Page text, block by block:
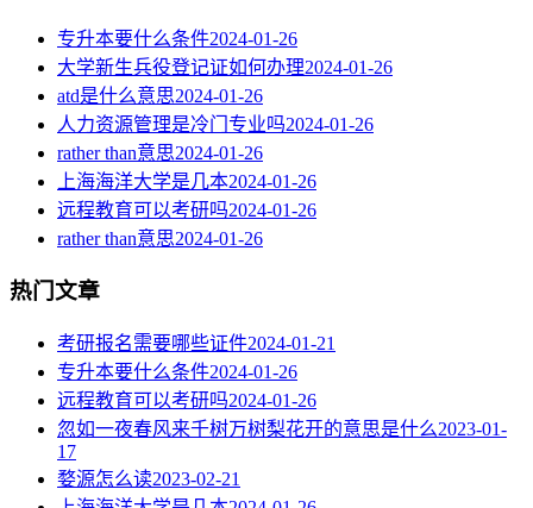
专升本要什么条件2024-01-26
大学新生兵役登记证如何办理2024-01-26
atd是什么意思2024-01-26
人力资源管理是冷门专业吗2024-01-26
rather than意思2024-01-26
上海海洋大学是几本2024-01-26
远程教育可以考研吗2024-01-26
rather than意思2024-01-26
热门文章
考研报名需要哪些证件2024-01-21
专升本要什么条件2024-01-26
远程教育可以考研吗2024-01-26
忽如一夜春风来千树万树梨花开的意思是什么2023-01-
17
婺源怎么读2023-02-21